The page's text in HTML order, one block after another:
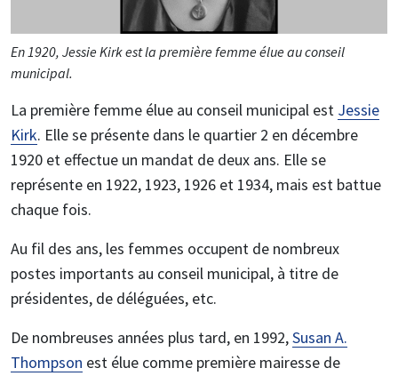
En 1920, Jessie Kirk est la première femme élue au conseil
municipal.
La première femme élue au conseil municipal est Jessie
Kirk. Elle se présente dans le quartier 2 en décembre
1920 et effectue un mandat de deux ans. Elle se
représente en 1922, 1923, 1926 et 1934, mais est battue
chaque fois.
Au fil des ans, les femmes occupent de nombreux
postes importants au conseil municipal, à titre de
présidentes, de déléguées, etc.
De nombreuses années plus tard, en 1992,Susan A.
Thompson est élue comme première mairesse de